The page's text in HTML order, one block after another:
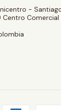
-
Comercial